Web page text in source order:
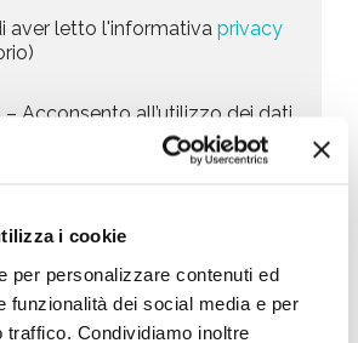
i cookie
per personalizzare contenuti ed
funzionalità dei social media e per
traffico. Condividiamo inoltre
aver letto l'informativa privacy
Acconsento all’utilizzo dei dati
finalità di marketing, quali la
di prodotti, servizi e/o delle